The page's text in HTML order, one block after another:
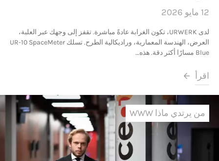
12 مايو 2026
لدى URWERK، تكون الغرابة عادةً مباشرة. تقفز إلى وجهك عبر العلبة،
العرض، الهندسة المعمارية، وراديكالية الطرح. تسلك UR-10 SpaceMeter
Blue مسارًا أكثر دقة. هذه…
اقرأ
من يرتدي ماذا WWW